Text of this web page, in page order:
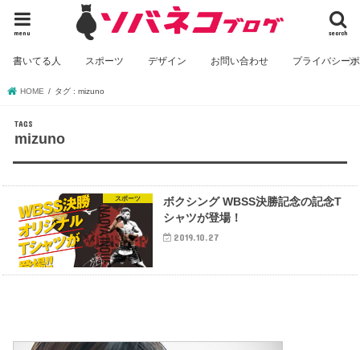
search
menu
書いてる人 スポーツ デザイン お問い合わせ プライバシー
HOME タグ : mizuno
mizuno
スポーツ
ボクシング WBSS決勝記念の記念T
シャツが登場！
2019.10.27